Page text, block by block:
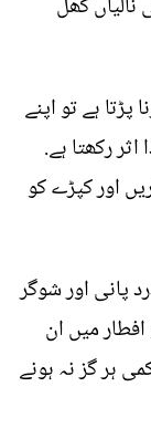
پڑتا ہے تو اپنے
رکھتا ہے.
اور کپڑے کو
پانی اور شوگر
میں ان
ہر گز نہ ہونے